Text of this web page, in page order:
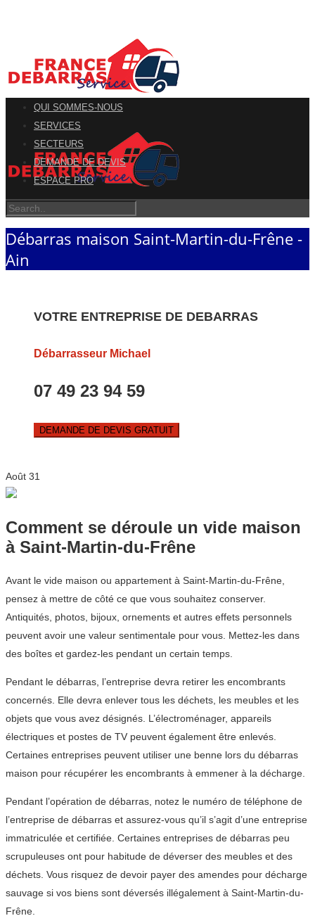
QUI SOMMES-NOUS
SERVICES
SECTEURS
DEMANDE DE DEVIS
ESPACE PRO
Débarras maison Saint-Martin-du-Frêne -
Ain
VOTRE ENTREPRISE DE DEBARRAS
Débarrasseur Michael
07 49 23 94 59
DEMANDE DE DEVIS GRATUIT
Août 31
Comment se déroule un vide maison
à Saint-Martin-du-Frêne
Avant le vide maison ou appartement à Saint-Martin-du-Frêne,
pensez à mettre de côté ce que vous souhaitez conserver.
Antiquités, photos, bijoux, ornements et autres effets personnels
peuvent avoir une valeur sentimentale pour vous. Mettez-les dans
des boîtes et gardez-les pendant un certain temps.
Pendant le débarras, l’entreprise devra retirer les encombrants
concernés. Elle devra enlever tous les déchets, les meubles et les
objets que vous avez désignés. L’électroménager, appareils
électriques et postes de TV peuvent également être enlevés.
Certaines entreprises peuvent utiliser une benne lors du débarras
maison pour récupérer les encombrants à emmener à la décharge.
Pendant l’opération de débarras, notez le numéro de téléphone de
l’entreprise de débarras et assurez-vous qu’il s’agit d’une entreprise
immatriculée et certifiée. Certaines entreprises de débarras peu
scrupuleuses ont pour habitude de déverser des meubles et des
déchets. Vous risquez de devoir payer des amendes pour décharge
sauvage si vos biens sont déversés illégalement à Saint-Martin-du-
Frêne.